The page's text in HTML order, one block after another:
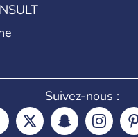
Suivez-nous :